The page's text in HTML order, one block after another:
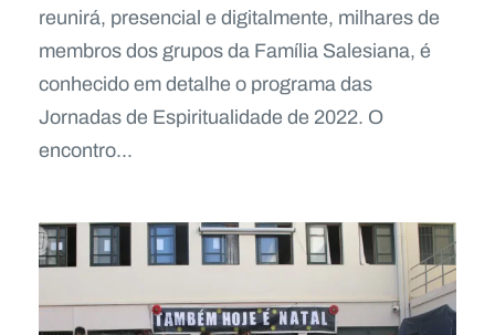
reunirá, presencial e digitalmente, milhares de
membros dos grupos da Família Salesiana, é
conhecido em detalhe o programa das
Jornadas de Espiritualidade de 2022. O
encontro...